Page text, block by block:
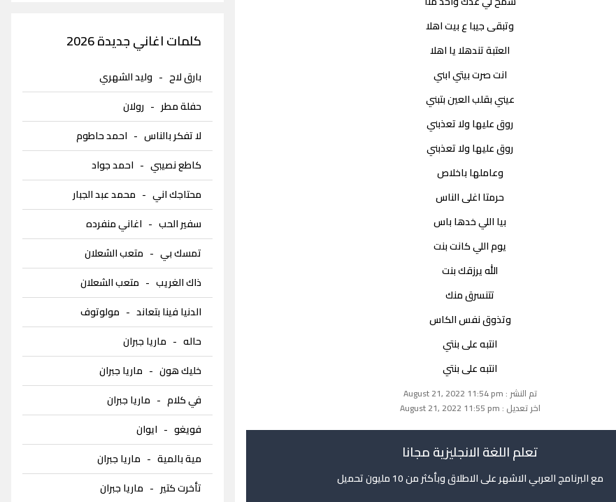
وتبقى جيبا ع بيت اهلا
العتبة تندهلا يا اهلا
انت صرت بيتي ابني
عيني بقلب العين بتبني
روق عليها ولا تعذبني
روق عليها ولا تعذبني
وعاملها باخلاص
حرمتا اغلى الناس
بيا اللي خدها باس
يوم اللي كانت بنت
الله يرزقك بنت
تتنسرق منك
وتذوق نفس الكاس
انتبه على بنتي
انتبه على بنتي
تم النشر : August 21, 2022 11:54 pm
اخر تعديل : August 21, 2022 11:55 pm
تعلم اللغة الانجليزية مجانا
مع البرنامج العربي الاشهر على الاطلاق وبأكثر من 10 مليون تحميل
كلمات اغاني جديدة 2026
بارق لاح- وليد الشهري
حفلة مطر - رولان
لا تفكر بالناس- احمد حاطوم
كاطع نصيبي- احمد جواد
محتاجك اني- محمد عبد الجبار
سفير الحب- اغاني منفرده
تمسك بي- متعب الشعلان
ذاك الغريب- متعب الشعلان
الدنيا فينا بتعاند- مولوتوف
حاله- ماريا جبران
خليك هون- ماريا جبران
في كلام- ماريا جبران
فويغو- ايوان
مية بالمية- ماريا جبران
تأخرت كتير - ماريا جبران